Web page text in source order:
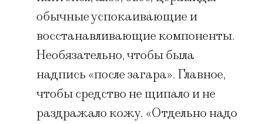
обычные успокаивающие и
восстанавливающие компоненты.
Необязательно, чтобы была
надпись «после загара». Главное,
чтобы средство не щипало и не
раздражало кожу. «Отдельно надо